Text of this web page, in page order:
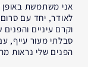
אני משתמשת
לאודר, יחד עם
וקרם עיניים
סבלתי מעור עייף,
הפנים שלי נראות